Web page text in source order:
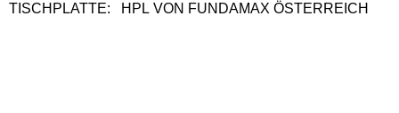
TISCHPLATTE: HPL VON FUNDAMAX ÖSTERREICH